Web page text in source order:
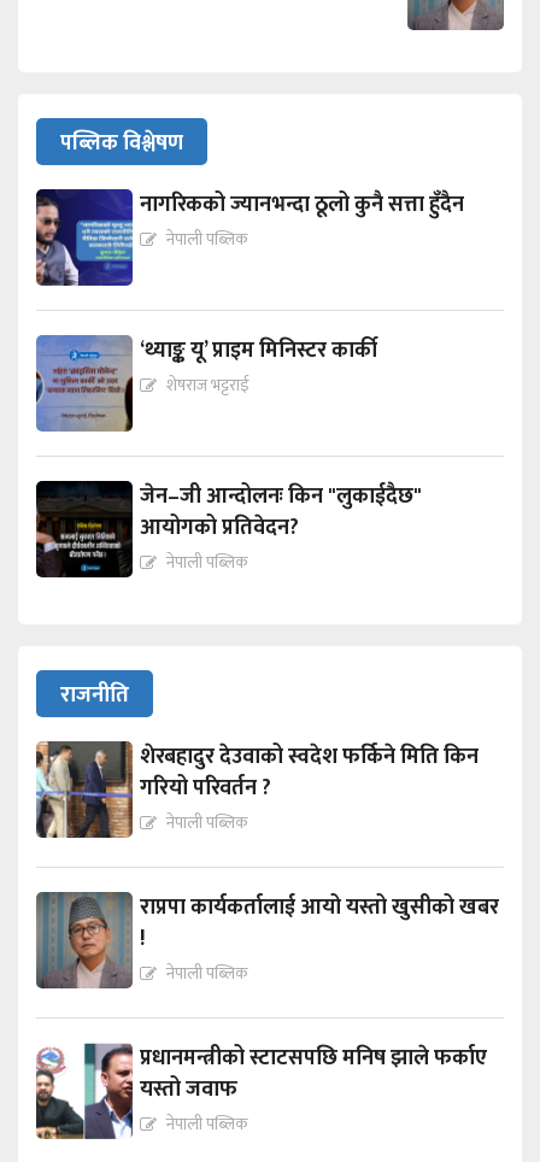
पब्लिक विश्लेषण
नागरिकको ज्यानभन्दा ठूलो कुनै सत्ता हुँदैन
नेपाली पब्लिक
‘थ्याङ्क यू’ प्राइम मिनिस्टर कार्की
शेषराज भट्टराई
जेन–जी आन्दोलनः किन "लुकाईदैछ"
आयोगको प्रतिवेदन?
नेपाली पब्लिक
राजनीति
शेरबहादुर देउवाको स्वदेश फर्किने मिति किन
गरियो परिवर्तन ?
नेपाली पब्लिक
राप्रपा कार्यकर्तालाई आयो यस्तो खुसीको खबर
!
नेपाली पब्लिक
प्रधानमन्त्रीको स्टाटसपछि मनिष झाले फर्काए
यस्तो जवाफ
नेपाली पब्लिक